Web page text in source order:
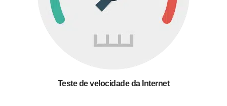
Teste de velocidade da Internet